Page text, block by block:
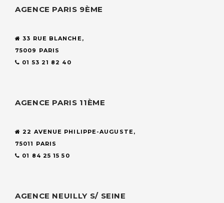
AGENCE PARIS 9ÈME
33 RUE BLANCHE,
75009 PARIS
01 53 21 82 40
AGENCE PARIS 11ÈME
22 AVENUE PHILIPPE-AUGUSTE,
75011 PARIS
01 84 25 15 50
AGENCE NEUILLY S/ SEINE